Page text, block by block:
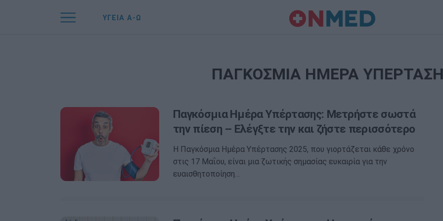
ΥΓΕΙΑ Α-Ω
ΠΑΓΚΟΣΜΙΑ ΗΜΕΡΑ
Παγκόσμια Ημέρα Υπέρτασης: Μετρήστε σωστά
την πίεση – Ελέγξτε την και ζήστε περισσότερο
Η Παγκόσμια Ημέρα Υπέρτασης 2025, που γιορτάζεται κάθε χρόνο
στις 17 Μαΐου, είναι μια ζωτικής σημασίας ευκαιρία για την
ευαισθητοποίηση…